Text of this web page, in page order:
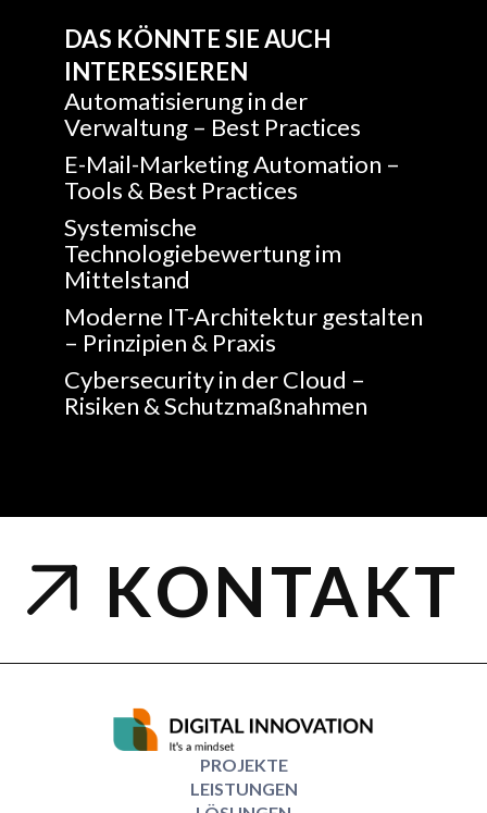
DAS KÖNNTE SIE AUCH
INTERESSIEREN
Automatisierung in der
Verwaltung – Best Practices
E-Mail-Marketing Automation –
Tools & Best Practices
Systemische
Technologiebewertung im
Mittelstand
Moderne IT-Architektur gestalten
– Prinzipien & Praxis
Cybersecurity in der Cloud –
Risiken & Schutzmaßnahmen
KONTAKT
PROJEKTE
LEISTUNGEN